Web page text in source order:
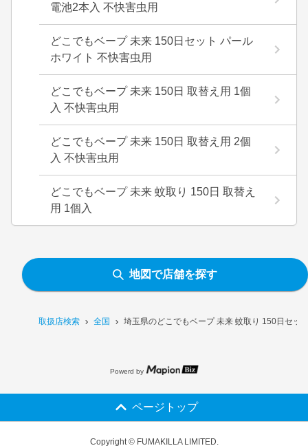
取扱店検索 全国 埼玉県のどこでもベープ 未来 蚊取り 150日セッ
電池2本入 不快害虫用
どこでもベープ 未来 150日セット パール
ホワイト 不快害虫用
どこでもベープ 未来 150日 取替え用 1個
入 不快害虫用
どこでもベープ 未来 150日 取替え用 2個
入 不快害虫用
どこでもベープ 未来 蚊取り 150日 取替え
用 1個入
地図で店舗を探す
Powerd by
ページトップ
Copyright © FUMAKILLA LIMITED.